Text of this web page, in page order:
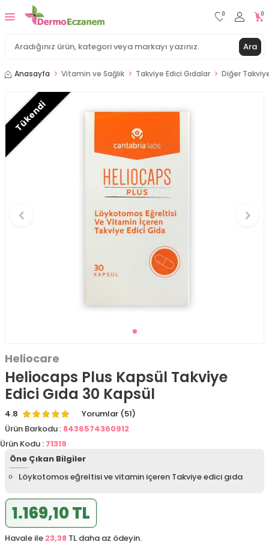
Ara
0 0
Anasayfa Vitamin ve Sağlık Takviye Edici Gıdalar Diğer
Tükendi
Heliocare
Heliocaps Plus Kapsül Takviye
Edici Gıda 30 Kapsül
4.8
Yorumlar (51)
Ürün Barkodu : 8436574360912
Ürün Kodu : 71319
Öne Çıkan Bilgiler
Löykotomos eğreltisi ve vitamin içeren Takviye edici gıda
1.169,10 TL
Havale ile 23,38 TL daha az ödeyin.